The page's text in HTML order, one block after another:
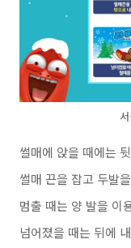
썰매에 앉을 때에는
썰매 끈을 잡고 두발
멈출 때는 양 발을 이
넘어졌을 때는 뒤에